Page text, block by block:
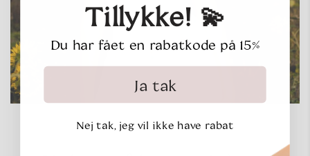
Tillykke! 💫
Du har fået en rabatkode på 15%
Ja tak
Nej tak, jeg vil ikke have rabat